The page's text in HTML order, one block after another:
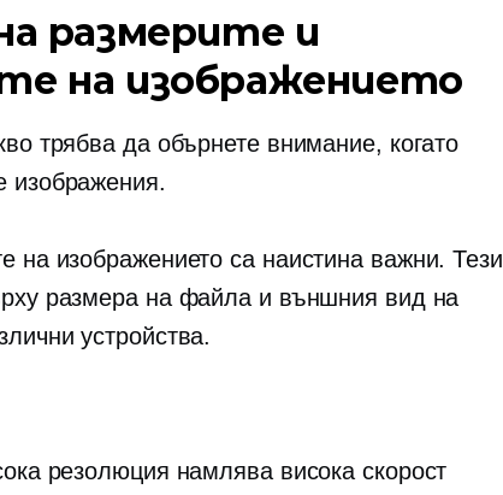
размерите и
на изображението
трябва да обърнете внимание, когато
изображения.
на изображението са наистина важни. Тези
размера на файла и външния вид на
устройства.
резолюция намлява висока скорост